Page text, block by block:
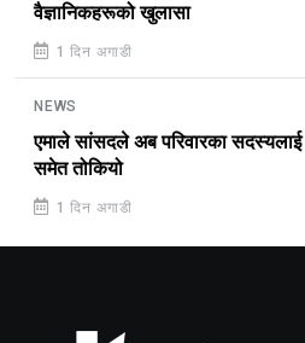
वैज्ञानिकहरूको खुलासा
1 दिन अगाडी
NEWS
एमाले सांसदले अब परिवारका सदस्यलाई
समेत तोकियो
1 दिन अगाडी